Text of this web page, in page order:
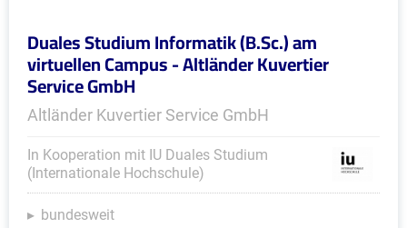
Duales Studium Informatik (B.Sc.) am
virtuellen Campus - Altländer Kuvertier
Service GmbH
Altländer Kuvertier Service GmbH
In Kooperation mit IU Duales Studium
(Internationale Hochschule)
bundesweit